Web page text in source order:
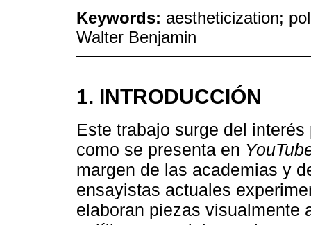
Keywords: aestheticization;
Walter Benjamin
1. INTRODUCCIÓN
Este trabajo surge del
como se presenta en
margen de las academias y
ensayistas actuales
elaboran piezas visualmente